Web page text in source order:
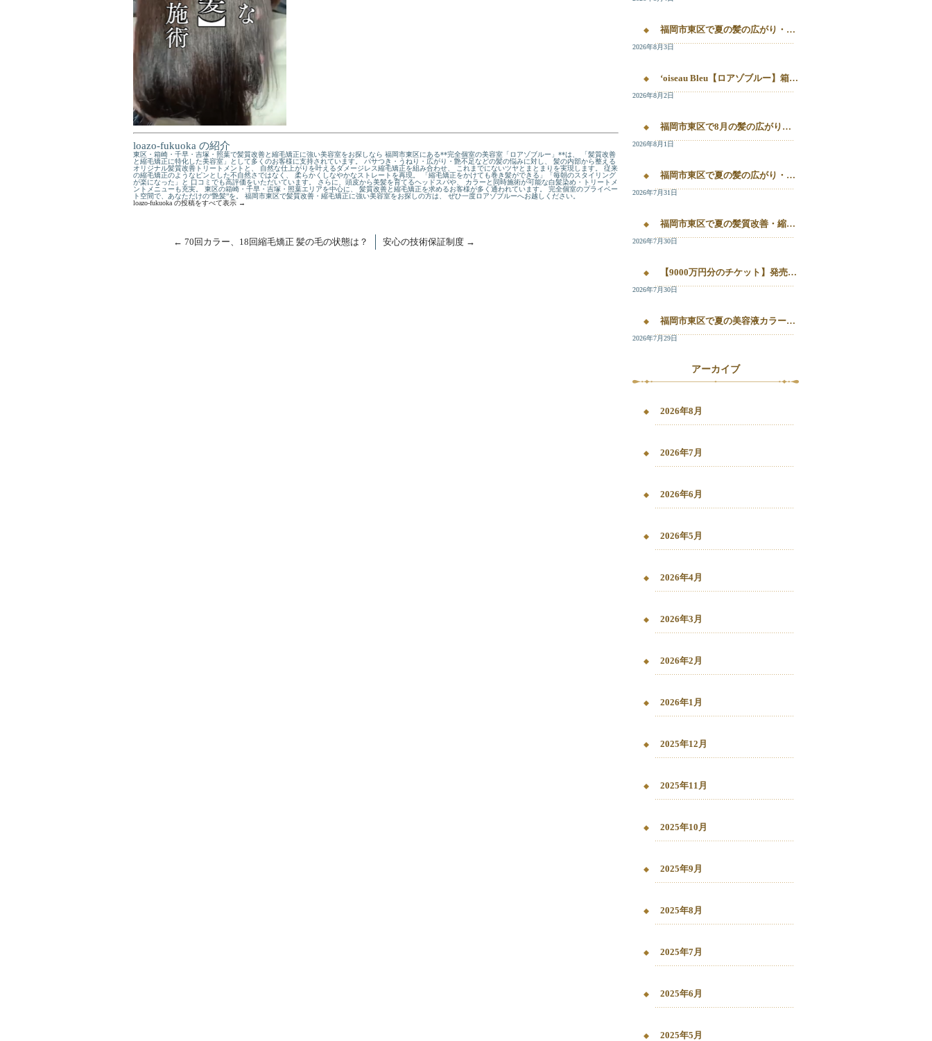
loazo-fukuoka の紹介
東区・箱崎・千早・吉塚・照葉で髪質改善と縮毛矯正に強い美容室をお探しなら 福岡市東区にある**完全個室の美容室「ロアゾブルー」**は、 「髪質改善
と縮毛矯正に特化した美容室」として多くのお客様に支持されています。 パサつき・うねり・広がり・艶不足などの髪の悩みに対し、 髪の内部から整える
オリジナル髪質改善トリートメントと、 自然な仕上がりを叶えるダメージレス縮毛矯正を組み合わせ、 これまでにないツヤとまとまりを実現します。 従来
の縮毛矯正のようなピンとした不自然さではなく、 柔らかくしなやかなストレートを再現。 「縮毛矯正をかけても巻き髪ができる」「毎朝のスタイリング
が楽になった」と 口コミでも高評価をいただいています。 さらに、頭皮から美髪を育てるヘッドスパや、 カラーと同時施術が可能な白髪染め・トリートメ
ントメニューも充実。 東区の箱崎・千早・吉塚・照葉エリアを中心に、 髪質改善と縮毛矯正を求めるお客様が多く通われています。 完全個室のプライベー
ト空間で、あなただけの“艶髪”を。 福岡市東区で髪質改善・縮毛矯正に強い美容室をお探しの方は、 ぜひ一度ロアゾブルーへお越しください。
loazo-fukuoka の投稿をすべて表示 →
← 70回カラー、18回縮毛矯正 髪の毛の状態は？ 安心の技術保証制度 →
福岡市東区で夏の髪の広がり・白髪染め・美容液カラーを相談したい方へ｜箱崎・千早のL’oiseau Bleu
2026年8月3日
‘oiseau Bleu【ロアゾブルー】箱崎店】 福岡市東区箱崎で、夏の白髪染めやカラー後の毛先のパサつき、髪の艶不足が気になる方へ。
2026年8月2日
福岡市東区で8月の髪の広がり・白髪染め・美容液カラーを相談するなら
2026年8月1日
福岡市東区で夏の髪の広がり・白髪染め・美容液カラーを相談したい方へ｜箱崎・千早のL’oiseau Bleu
2026年7月31日
福岡市東区で夏の髪質改善・縮毛矯正・美容液カラーを相談したい方へ｜箱崎・千早の全席個室美容室ロアゾブルー
2026年7月30日
【9000万円分のチケット】発売開始！！20%OFFで施術が受けられます！
2026年7月30日
福岡市東区で夏の美容液カラー・白髪染め・髪質改善縮毛矯正を相談したい方へ
2026年7月29日
アーカイブ
2026年8月
2026年7月
2026年6月
2026年5月
2026年4月
2026年3月
2026年2月
2026年1月
2025年12月
2025年11月
2025年10月
2025年9月
2025年8月
2025年7月
2025年6月
2025年5月